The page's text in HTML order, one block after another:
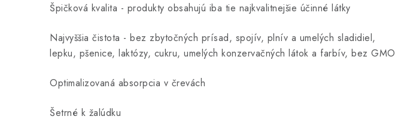
Špičková kvalita - produkty obsahujú iba tie najkvalitnejšie účinné látky
Najvyššia čistota - bez zbytočných prísad, spojív, plnív a umelých sladidiel,
lepku, pšenice, laktózy, cukru, umelých konzervačných látok a farbív, bez GMO
Optimalizovaná absorpcia v črevách
Šetrné k žalúdku